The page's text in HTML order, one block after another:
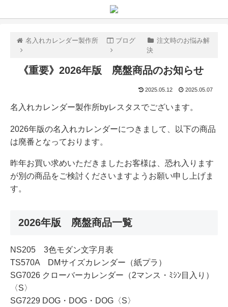
名入れカレンダー製作所 ブログ
注文時のお悩み解
決
《重要》2026年版 廃盤商品のお知らせ
2025.05.12 2025.05.07
名入れカレンダー製作所byレスタスでございます。
2026年版の名入れカレンダーにつきまして、以下の商品
は廃番となっております。
昨年お買い求めいただきましたお客様は、恐れ入ります
が別の商品をご検討くださいますようお願い申し上げま
す。
2026年版 廃盤商品一覧
NS205 3色モダン文字月表
TS570A DMサイズカレンダー（紙プラ）
SG7026 クローバーカレンダー（2マンス・ﾐｼﾝ目入り）
〈S〉
SG7229 DOG・DOG・DOG〈S〉